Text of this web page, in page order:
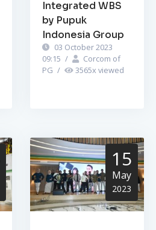
Integrated WBS
by Pupuk
Indonesia Group
03 October 2023
09:15 /
Corcom of
PG / 3565x viewed
15
May
2023